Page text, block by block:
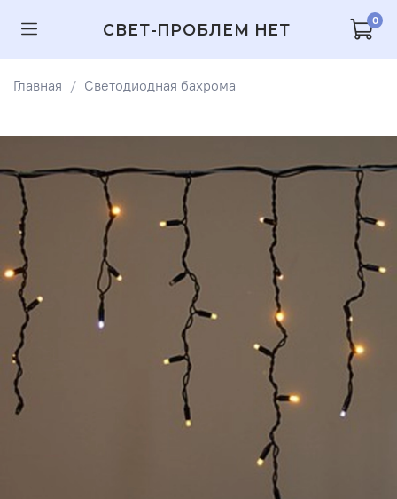
СВЕТ-ПРОБЛЕМ НЕТ 0
Главная Светодиодная бахрома